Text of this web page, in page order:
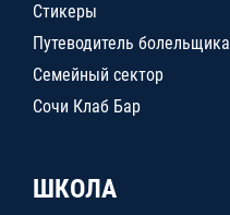
Стикеры
Путеводитель болельщика
Семейный сектор
Сочи Клаб Бар
ШКОЛА